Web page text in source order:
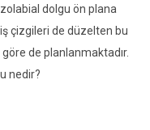
dolgu ön plana
çizgileri de düzelten bu
de planlanmaktadır.
nedir?